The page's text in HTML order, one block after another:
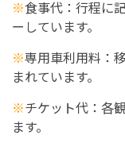
※食事代 ：行程に
ーしています。
※専用車利用料 ：
まれています。
※チケット代 ：各
ます。